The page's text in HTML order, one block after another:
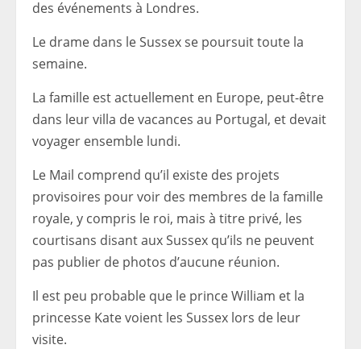
des événements à Londres.
Le drame dans le Sussex se poursuit toute la
semaine.
La famille est actuellement en Europe, peut-être
dans leur villa de vacances au Portugal, et devait
voyager ensemble lundi.
Le Mail comprend qu’il existe des projets
provisoires pour voir des membres de la famille
royale, y compris le roi, mais à titre privé, les
courtisans disant aux Sussex qu’ils ne peuvent
pas publier de photos d’aucune réunion.
Il est peu probable que le prince William et la
princesse Kate voient les Sussex lors de leur
visite.